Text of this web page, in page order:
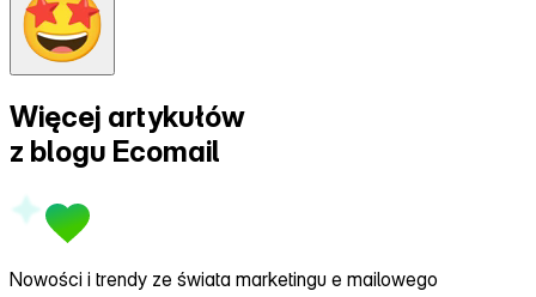
Więcej artykułów
z blogu Ecomail
Nowości i trendy ze świata marketingu e mailowego